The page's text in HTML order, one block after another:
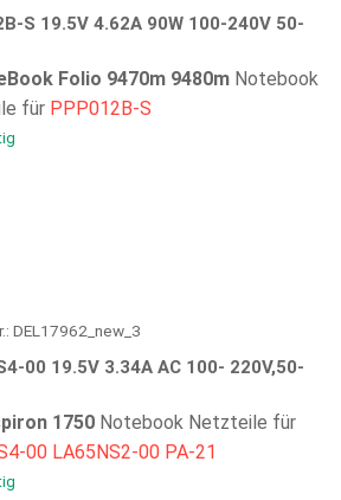
S 19.5V 4.62A 90W 100-240V 50-
Folio 9470m 9480m Notebook
für PPP012B-S
DEL17962_new_3
00 19.5V 3.34A AC 100- 220V,50-
1750 Notebook Netzteile für
00 LA65NS2-00 PA-21